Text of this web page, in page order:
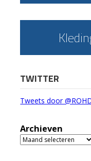
TWITTER
Tweets door
Archieven
Archieven